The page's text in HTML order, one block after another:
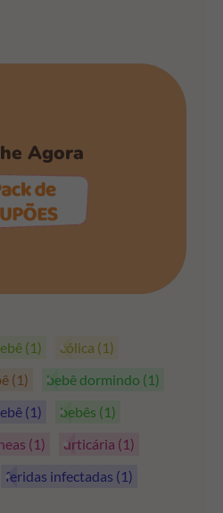
Agora
(1) cólica (1)
(1) bebê dormindo (1)
(1) bebês (1)
(1) urticária (1)
feridas infectadas (1)